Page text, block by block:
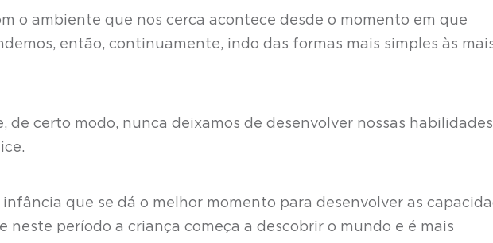
o ambiente que nos cerca acontece desde o momento em que
então, continuamente, indo das formas mais simples às
de certo modo, nunca deixamos de desenvolver nossas
que se dá o melhor momento para desenvolver as
neste período a criança começa a descobrir o mundo e é mais